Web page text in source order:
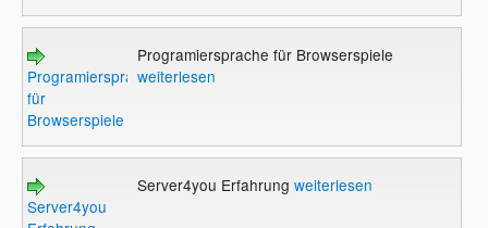
Programiersprache
für
Browserspiele
Programiersprache für Browserspiele
weiterlesen
Server4you
Server4you Erfahrung weiterlesen